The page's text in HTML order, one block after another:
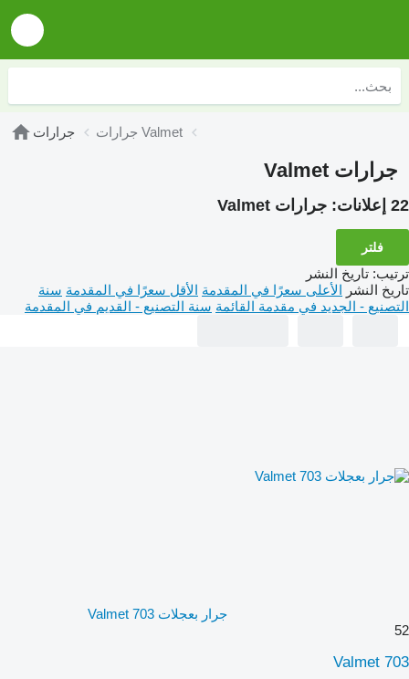
جرارات جرارات Valmet
جرارات Valmet
22 إعلانات: جرارات Valmet
فلتر
ترتيب: تاريخ النشر
تاريخ النشر الأعلى سعرًا في المقدمة الأقل سعرًا في المقدمة سنة
التصنيع - الجديد في مقدمة القائمة سنة التصنيع - القديم في المقدمة
جرار بعجلات Valmet 703
52
Valmet 703